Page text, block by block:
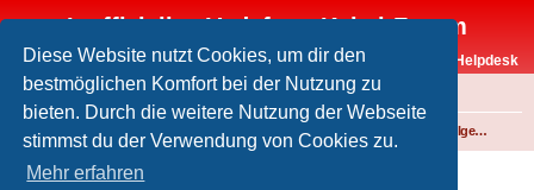
Diese Website nutzt Cookies, um dir den
bestmöglichen Komfort bei der Nutzung zu
bieten. Durch die weitere Nutzung der Webseite
stimmst du der Verwendung von Cookies zu.
Mehr erfahren
Inoffizielles Vodafone-Kabel-Forum
Vodafone-Kabel-Helpdesk
FAQ
Foren-Übersicht Technik allgemein
[VFKD] Smartcard kam zurück